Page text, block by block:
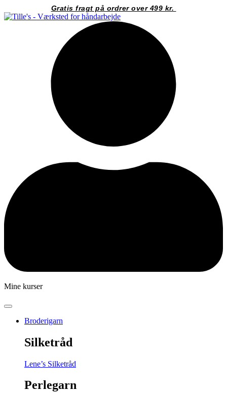
til
Gratis fragt på ordrer over 499 kr.
Mine kurser
Broderigarn
Silketråd
Lene’s Silketråd
Perlegarn